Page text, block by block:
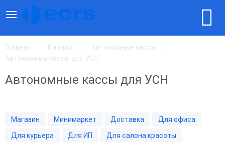
Главная Каталог
Автономные кассы
Автономные кассы для УСН
Автономные кассы для УСН
Магазин Минимаркет Доставка
Для офиса
Для курьера
Для ИП
Для салона красоты
По популярности
По цене, по возрастанию